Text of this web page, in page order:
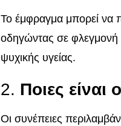
Το έμφραγμα μπορεί να
οδηγώντας σε φλεγμονή
ψυχικής υγείας.
2. Ποιες είναι
Οι συνέπειες